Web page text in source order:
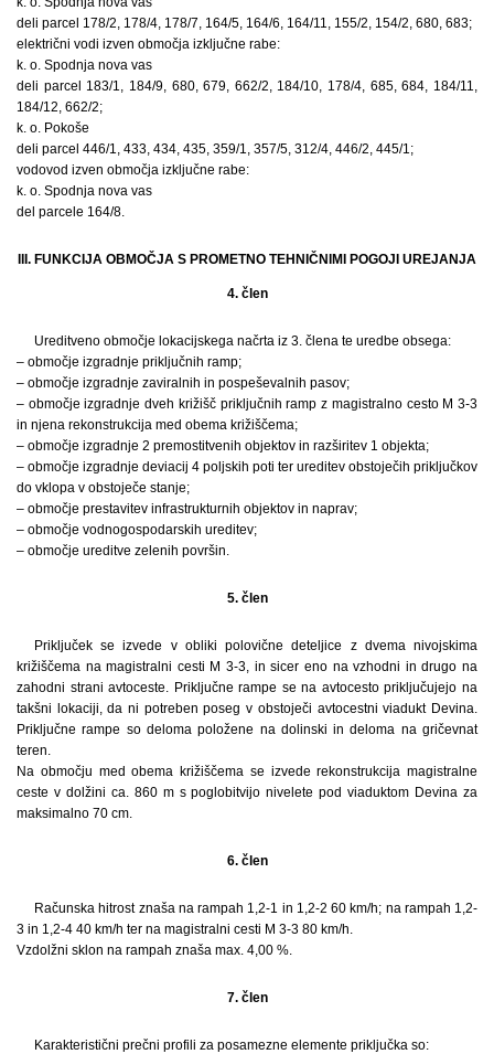
deli parcel 178/2, 178/4, 178/7, 164/5, 164/6, 164/11, 155/2, 154/2, 680, 683;
električni vodi izven območja izključne rabe:
k. o. Spodnja nova vas
deli parcel 183/1, 184/9, 680, 679, 662/2, 184/10, 178/4, 685, 684, 184/11,
184/12, 662/2;
k. o. Pokoše
deli parcel 446/1, 433, 434, 435, 359/1, 357/5, 312/4, 446/2, 445/1;
vodovod izven območja izključne rabe:
k. o. Spodnja nova vas
del parcele 164/8.
III. FUNKCIJA OBMOČJA S PROMETNO TEHNIČNIMI POGOJI UREJANJA
4. člen
Ureditveno območje lokacijskega načrta iz 3. člena te uredbe obsega:
– območje izgradnje priključnih ramp;
– območje izgradnje zaviralnih in pospeševalnih pasov;
– območje izgradnje dveh križišč priključnih ramp z magistralno cesto M 3-3
in njena rekonstrukcija med obema križiščema;
– območje izgradnje 2 premostitvenih objektov in razširitev 1 objekta;
– območje izgradnje deviacij 4 poljskih poti ter ureditev obstoječih priključkov
do vklopa v obstoječe stanje;
– območje prestavitev infrastrukturnih objektov in naprav;
– območje vodnogospodarskih ureditev;
– območje ureditve zelenih površin.
5. člen
Priključek se izvede v obliki polovične deteljice z dvema nivojskima
križiščema na magistralni cesti M 3-3, in sicer eno na vzhodni in drugo na
zahodni strani avtoceste. Priključne rampe se na avtocesto priključujejo na
takšni lokaciji, da ni potreben poseg v obstoječi avtocestni viadukt Devina.
Priključne rampe so deloma položene na dolinski in deloma na gričevnat
teren.
Na območju med obema križiščema se izvede rekonstrukcija magistralne
ceste v dolžini ca. 860 m s poglobitvijo nivelete pod viaduktom Devina za
maksimalno 70 cm.
6. člen
Računska hitrost znaša na rampah 1,2-1 in 1,2-2 60 km/h; na rampah 1,2-
3 in 1,2-4 40 km/h ter na magistralni cesti M 3-3 80 km/h.
Vzdolžni sklon na rampah znaša max. 4,00 %.
7. člen
Karakteristični prečni profili za posamezne elemente priključka so: